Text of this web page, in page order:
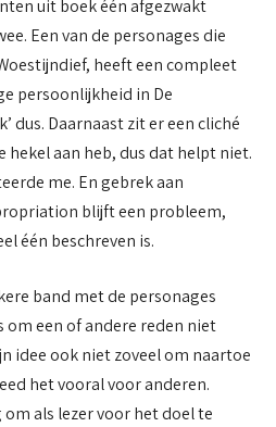
uit boek één afgezwakt
Een van de personages die
heeft een compleet
persoonlijkheid in De
dus. Daarnaast zit er een cliché
hekel aan heb, dus dat helpt niet.
me. En gebrek aan
blijft een probleem,
één beschreven is.
band met de personages
een of andere reden niet
idee ook niet zoveel om naartoe
het vooral voor anderen.
als lezer voor het doel te